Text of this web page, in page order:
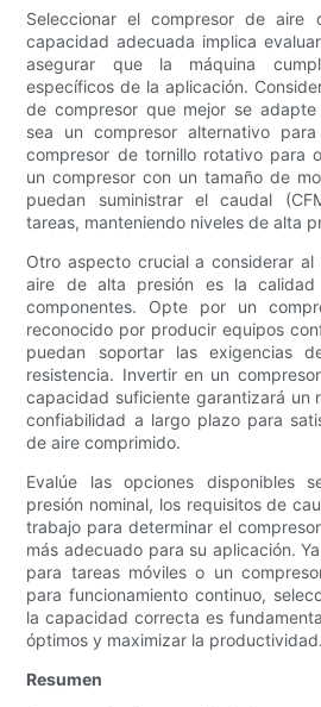
Seleccionar el compresor de
capacidad adecuada implica
asegurar que la máquina
específicos de la aplicación.
de compresor que mejor se
sea un compresor alternativo
compresor de tornillo rotativo para
un compresor con un tamaño de
puedan suministrar el caudal
tareas, manteniendo niveles de alta
Otro aspecto crucial a considerar
aire de alta presión es la
componentes. Opte por un
reconocido por producir equipos
puedan soportar las exigencias
resistencia. Invertir en un
capacidad suficiente garantizará un
confiabilidad a largo plazo para
de aire comprimido.
Evalúe las opciones disponibles
presión nominal, los requisitos de
trabajo para determinar el
más adecuado para su aplicación.
para tareas móviles o un
para funcionamiento continuo,
la capacidad correcta es
óptimos y maximizar la productividad.
Resumen